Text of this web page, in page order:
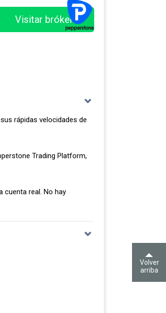
Visitar bróker
rápidas velocidades de
Trading Platform,
cuenta real. No hay
Volver
arriba